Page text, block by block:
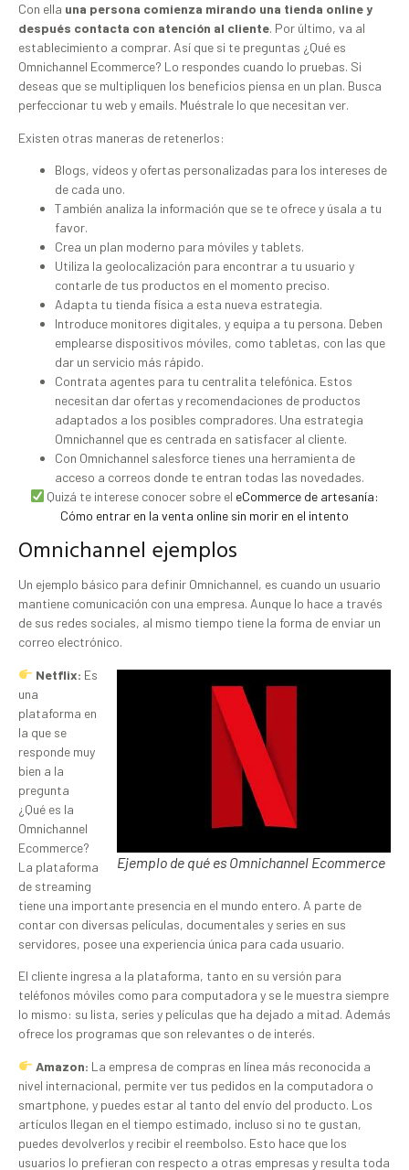
Con ella una persona comienza mirando una tienda online y
después contacta con atención al cliente. Por último, va al
establecimiento a comprar. Así que si te preguntas ¿Qué es
Omnichannel Ecommerce? Lo respondes cuando lo pruebas. Si
deseas que se multipliquen los beneficios piensa en un plan. Busca
perfeccionar tu web y emails. Muéstrale lo que necesitan ver.
Existen otras maneras de retenerlos:
Blogs, vídeos y ofertas personalizadas para los intereses de
de cada uno.
También analiza la información que se te ofrece y úsala a tu
favor.
Crea un plan moderno para móviles y tablets.
Utiliza la geolocalización para encontrar a tu usuario y
contarle de tus productos en el momento preciso.
Adapta tu tienda física a esta nueva estrategia.
Introduce monitores digitales, y equipa a tu persona. Deben
emplearse dispositivos móviles, como tabletas, con las que
dar un servicio más rápido.
Contrata agentes para tu centralita telefónica. Estos
necesitan dar ofertas y recomendaciones de productos
adaptados a los posibles compradores. Una estrategia
Omnichannel que es centrada en satisfacer al cliente.
Con Omnichannel salesforce tienes una herramienta de
acceso a correos donde te entran todas las novedades.
Quizá te interese conocer sobre el eCommerce de artesanía:
Cómo entrar en la venta online sin morir en el intento
Omnichannel ejemplos
Un ejemplo básico para definir Omnichannel, es cuando un usuario
mantiene comunicación con una empresa. Aunque lo hace a través
de sus redes sociales, al mismo tiempo tiene la forma de enviar un
correo electrónico.
Ejemplo de qué es Omnichannel Ecommerce
Netflix: Es
una
plataforma en
la que se
responde muy
bien a la
pregunta
¿Qué es la
Omnichannel
Ecommerce?
La plataforma
de streaming
tiene una importante presencia en el mundo entero. A parte de
contar con diversas películas, documentales y series en sus
servidores, posee una experiencia única para cada usuario.
El cliente ingresa a la plataforma, tanto en su versión para
teléfonos móviles como para computadora y se le muestra siempre
lo mismo: su lista, series y películas que ha dejado a mitad. Además
ofrece los programas que son relevantes o de interés.
Amazon: La empresa de compras en línea más reconocida a
nivel internacional, permite ver tus pedidos en la computadora o
smartphone, y puedes estar al tanto del envío del producto. Los
artículos llegan en el tiempo estimado, incluso si no te gustan,
puedes devolverlos y recibir el reembolso. Esto hace que los
usuarios lo prefieran con respecto a otras empresas y resulta toda